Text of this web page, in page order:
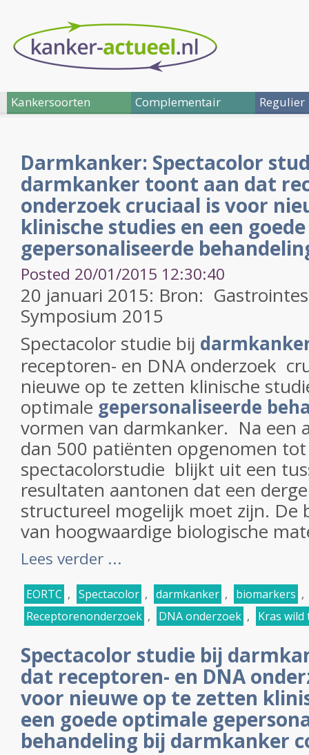
Kankersoorten Complementair Regulier
Darmkanker: Spectacolor
darmkanker toont aan dat
onderzoek cruciaal is voor
klinische studies en een
gepersonaliseerde
Posted 20/01/2015 12:30:40
20 januari 2015: Bron:
Symposium 2015
Spectacolor studie bij
receptoren- en DNA onderzoek
nieuwe op te zetten klinische
optimale gepersonaliseerde
vormen van darmkanker. Na een
dan 500 patiënten opgenomen
spectacolorstudie blijkt uit een
resultaten aantonen dat een
structureel mogelijk moet zijn. De
van hoogwaardige biologische
Lees verder ...
EORTC , Spectacolor , darmkanker , biomarkers ,
Receptorenonderzoek , DNA onderzoek , Kras wild
Spectacolor studie bij
dat receptoren- en DNA
voor nieuwe op te zetten
een goede optimale
behandeling bij darmkanker